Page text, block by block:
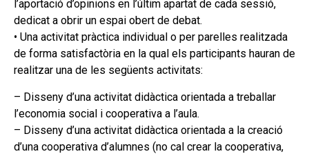
l’aportació d’opinions en l’últim apartat de cada sessió,
dedicat a obrir un espai obert de debat.
• Una activitat pràctica individual o per parelles realitzada
de forma satisfactòria en la qual els participants hauran de
realitzar una de les següents activitats:
– Disseny d’una activitat didàctica orientada a treballar
l’economia social i cooperativa a l’aula.
– Disseny d’una activitat didàctica orientada a la creació
d’una cooperativa d’alumnes (no cal crear la cooperativa,